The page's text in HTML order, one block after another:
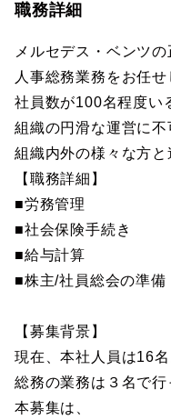
職務詳細
メルセデス・ベンツ
人事総務業務をお任せ
社員数が100名程度い
組織の円滑な運営に不
組織内外の様々な方と
【職務詳細】
■労務管理
■社会保険手続き
■給与計算
■株主/社員総会の準
【募集背景】
現在、本社人員は16名
総務の業務は３名で行
本募集は、